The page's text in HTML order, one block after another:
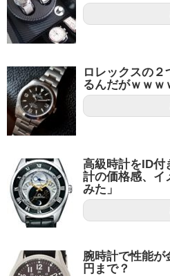
ロレックスの
るんだがｗｗｗ
高級時計をID付
計の価格感、イ
みた」
腕時計で性能が
円まで？